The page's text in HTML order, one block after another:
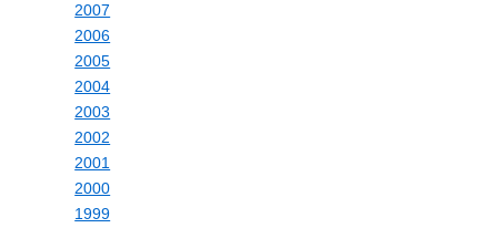
2007
2006
2005
2004
2003
2002
2001
2000
1999